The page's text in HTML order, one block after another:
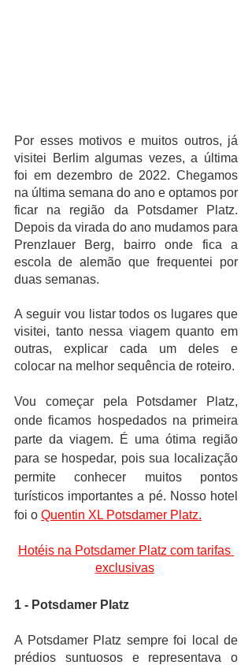
Por esses motivos e muitos outros, já
visitei Berlim algumas vezes, a última
foi em dezembro de 2022. Chegamos
na última semana do ano e optamos por
ficar na região da Potsdamer Platz.
Depois da virada do ano mudamos para
Prenzlauer Berg, bairro onde fica a
escola de alemão que frequentei por
duas semanas.
A seguir vou listar todos os lugares que
visitei, tanto nessa viagem quanto em
outras, explicar cada um deles e
colocar na melhor sequência de roteiro.
Vou começar pela Potsdamer Platz,
onde ficamos hospedados na primeira
parte da viagem. É uma ótima região
para se hospedar, pois sua localização
permite conhecer muitos pontos
turísticos importantes a pé. Nosso hotel
foi o Quentin XL Potsdamer Platz.
Hotéis na Potsdamer Platz com tarifas
exclusivas
1 - Potsdamer Platz
A Potsdamer Platz sempre foi local de
prédios suntuosos e representava o